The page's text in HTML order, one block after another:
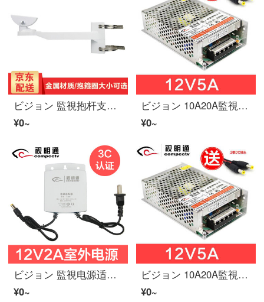
ビジョン 監視抱杆支架室外防犯カメラ电线杆抱柱铁栏杆抱箍支架鸭嘴万向节海康DAHUAビデオカメラ立杆抱箍支架 抱箍支架（铝合金材质）不带抱箍圈
¥0~
ビジョン 10A20A監視ビデオカメラ集中供电电源箱12V开关电源防犯カメラ适一致器 12V5A
¥0~
ビジョン 監視电源适一致器DC12V2Aビデオカメラ防犯カメラ室外电源足安12V直流柯楚 室外电源
¥0~
ビジョン 10A20A監視ビデオカメラ集中供电电源箱12V开关电源防犯カメラ适一致器 12V5A
¥0~